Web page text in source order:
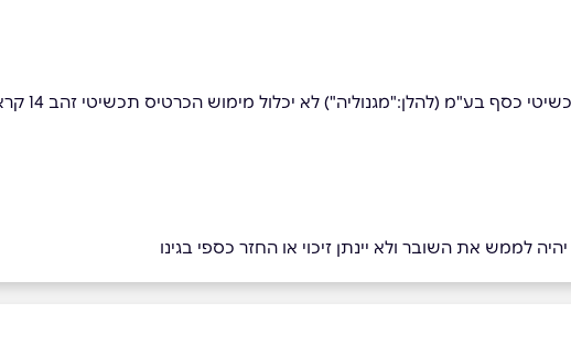
(להלן:"מגנוליה") לא יכלול מימוש הכרטיס תכשיטי זהב 14 קראט והשעונים מכל הסוגים
לממש את השובר ולא יינתן זיכוי או החזר כספי בגינו